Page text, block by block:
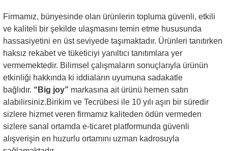
Firmamız, bünyesinde olan ürünlerin topluma güvenli, etkili
ve kaliteli bir şekilde ulaşmasını temin etme hususunda
hassasiyetini en üst seviyede taşımaktadır. Ürünleri tanıtırken
haksız rekabet ve tüketiciyi yanıltıcı tanıtımlara yer
vermemektedir. Bilimsel çalışmaların sonuçlarıyla ürünün
etkinliği hakkında ki iddiaların uyumuna sadakatle
bağlıdır. “Big joy” markasına ait ürünü hemen satın
alabilirsiniz.Birikim ve Tecrübesi ile 10 yılı aşın bir süredir
sizlere hizmet veren firmamız kaliteden ödün vermeden
sizlere sanal ortamda e-ticaret platformunda güvenli
alışverişin en huzurlu ortamını uzman kadrosuyla